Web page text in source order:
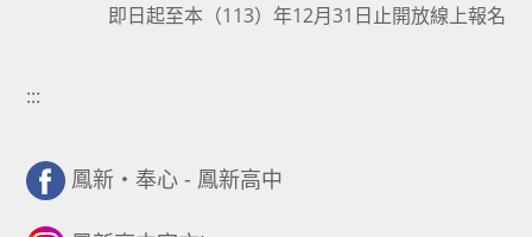
即日起至本（113）年12月31日止開放線上報名
:::
鳳新・奉心 - 鳳新高中